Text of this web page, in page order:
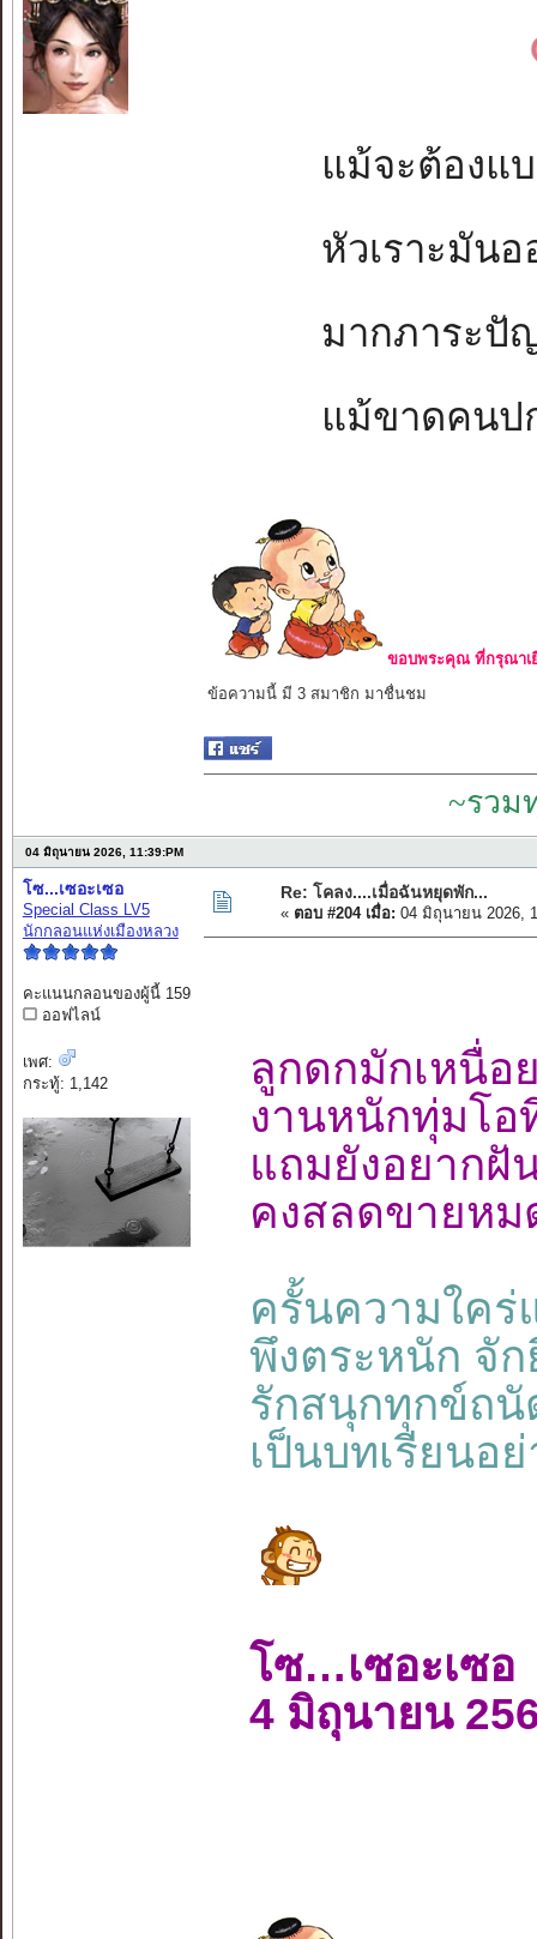
แม้จะต้องแ
หัวเราะมันอ
มากภาระปั
แม้ขาดคนป
ขอบพระคุณ ที่กรุณาเ
ข้อความนี้ มี 3 สมาชิก มาชื่นชม
~รวม
04 มิถุนายน 2026, 11:39:PM
โซ...เซอะเซอ
Special Class LV5
นักกลอนแห่งเมืองหลวง
คะแนนกลอนของผู้นี้ 159
ออฟไลน์
เพศ:
กระทู้: 1,142
Re: โคลง....เมื่อฉันหยุดพัก...
« ตอบ #204 เมื่อ: 04 มิถุนายน 2026,
ลูกดกมักเหนื่
งานหนักทุ่ม
แถมยังอยา
คงสลดขายห
ครั้นความใคร่
พึงตระหนัก จัก
รักสนุกทุกข์ถ
เป็นบทเรียนอ
โซ…เซอะเซอ
4 มิถุนายน